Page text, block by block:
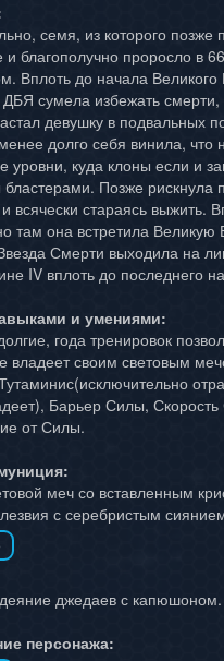
семя, из которого
и благополучно проросло в
Вплоть до начала
сумела избежать смерти,
девушку в подвальных
долго себя винила,
уровни, куда клоны если и
бластерами. Позже
всячески стараясь выжить.
там она встретила
Смерти выходила на
IV вплоть до последнего
и умениями:
года тренировок
владеет своим световым
Барьер Силы,
от Силы.
меч со вставленным
с серебристым
джедаев с капюшоном.
персонажа: